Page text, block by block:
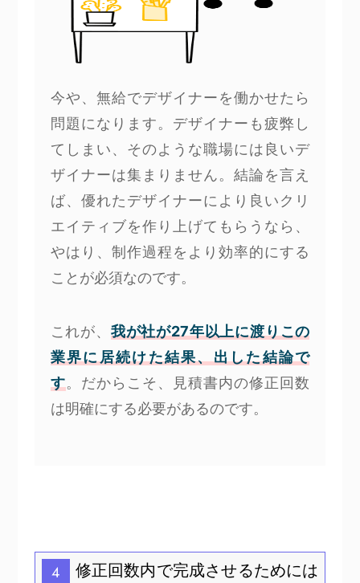
今や、無給でデザイナーを働かせたら
問題になります。デザイナーも疲弊し
てしまい、そのような職場には良いデ
ザイナーは集まりません。結論を言え
ば、優れたデザイナーにより良いクリ
エイティブを作り上げてもらうなら、
やはり、制作過程をより効率的にする
ことが必須なのです。
これが、 我が社が27年以上に渡りこの
業界に居続けた結果、出した結論で
す。だからこそ、見積書内の修正回数
は明確にする必要があるのです。
4 修正回数内で完成させるためには